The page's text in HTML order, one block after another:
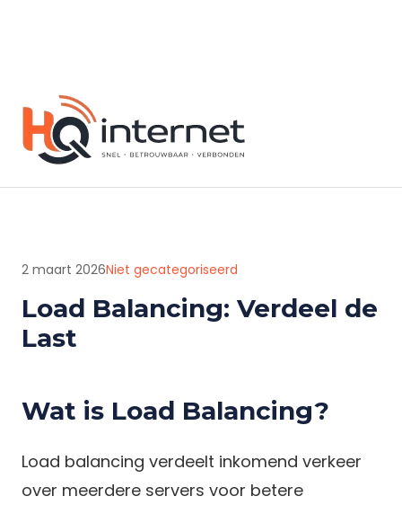
2 maart 2026Niet gecategoriseerd
Load Balancing: Verdeel de
Last
Wat is Load Balancing?
Load balancing verdeelt inkomend verkeer
over meerdere servers voor betere